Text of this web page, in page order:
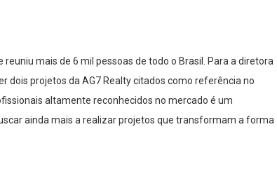
mais de 6 mil pessoas de todo o Brasil. Para a diretora
dois projetos da AG7 Realty citados como referência no
altamente reconhecidos no mercado é um
ainda mais a realizar projetos que transformam a forma